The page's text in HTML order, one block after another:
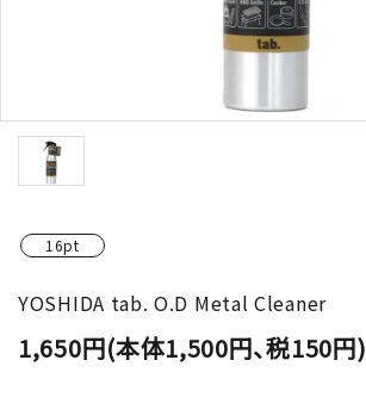
16pt
YOSHIDA tab. O.D Metal Cleaner
1,650円(本体1,500円、税150円)